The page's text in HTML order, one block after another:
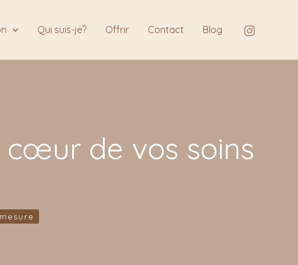
Qui suis-je? Offrir Contact Blog
cœur de vos soins